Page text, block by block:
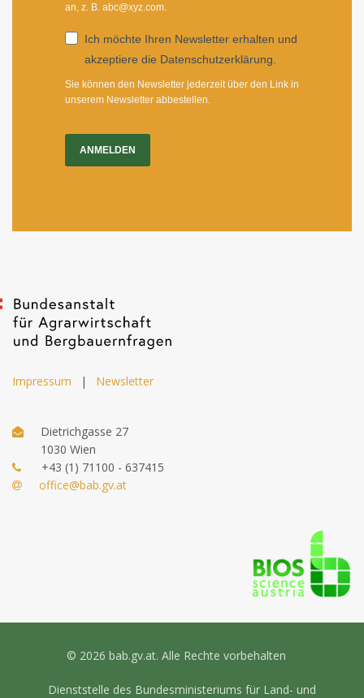
an, z. B. abc@xyz.com.
Ich möchte Ihren Newsletter erhalten und
akzeptiere die Datenschutzerklärung.
Sie können den Newsletter jederzeit über den Link in
unserem Newsletter abbestellen.
ANMELDEN
Impressum | Newsletter
Dietrichgasse 27
1030 Wien
+43 (1) 71100 - 637415
office@bab.gv.at
© 2026 bab.gv.at. Alle Rechte vorbehalten
Dienststelle des Bundesministeriums für Land- und